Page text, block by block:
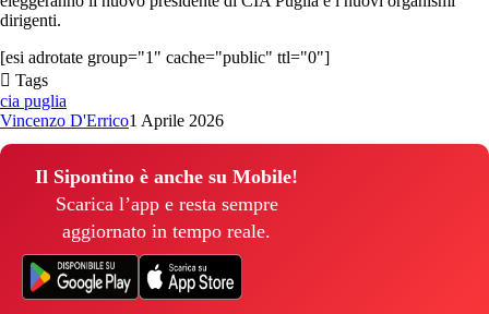
dirigenti.
[esi adrotate group="1" cache="public" ttl="0"]
Tags
cia puglia
Vincenzo D'Errico1 Aprile 2026
Il Sipontino è anche su Mobile!
Scarica l’app e resta sempre
aggiornato in tempo reale.